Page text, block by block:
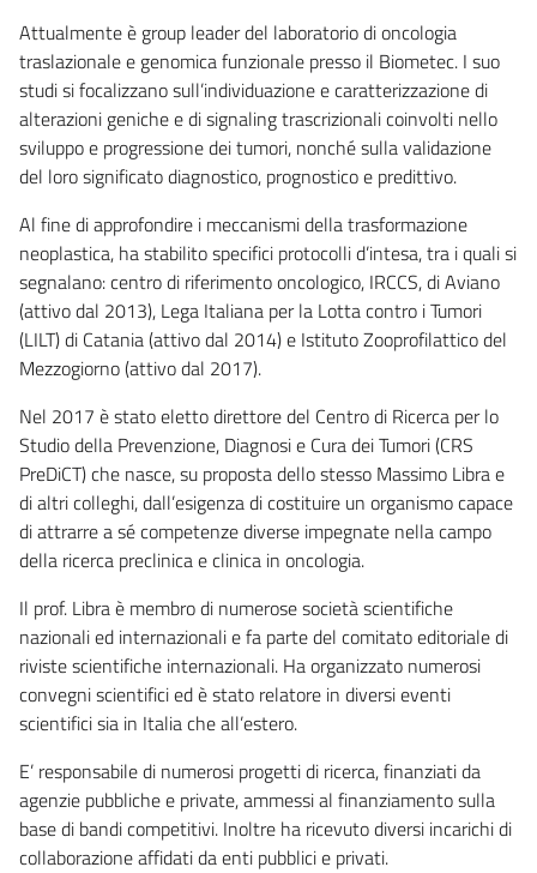
Attualmente è group leader del laboratorio di oncologia
traslazionale e genomica funzionale presso il Biometec. I suo
studi si focalizzano sull’individuazione e caratterizzazione di
alterazioni geniche e di signaling trascrizionali coinvolti nello
sviluppo e progressione dei tumori, nonché sulla validazione
del loro significato diagnostico, prognostico e predittivo.
Al fine di approfondire i meccanismi della trasformazione
neoplastica, ha stabilito specifici protocolli d’intesa, tra i quali si
segnalano: centro di riferimento oncologico, IRCCS, di Aviano
(attivo dal 2013), Lega Italiana per la Lotta contro i Tumori
(LILT) di Catania (attivo dal 2014) e Istituto Zooprofilattico del
Mezzogiorno (attivo dal 2017).
Nel 2017 è stato eletto direttore del Centro di Ricerca per lo
Studio della Prevenzione, Diagnosi e Cura dei Tumori (CRS
PreDiCT) che nasce, su proposta dello stesso Massimo Libra e
di altri colleghi, dall’esigenza di costituire un organismo capace
di attrarre a sé competenze diverse impegnate nella campo
della ricerca preclinica e clinica in oncologia.
Il prof. Libra è membro di numerose società scientifiche
nazionali ed internazionali e fa parte del comitato editoriale di
riviste scientifiche internazionali. Ha organizzato numerosi
convegni scientifici ed è stato relatore in diversi eventi
scientifici sia in Italia che all’estero.
E’ responsabile di numerosi progetti di ricerca, finanziati da
agenzie pubbliche e private, ammessi al finanziamento sulla
base di bandi competitivi. Inoltre ha ricevuto diversi incarichi di
collaborazione affidati da enti pubblici e privati.